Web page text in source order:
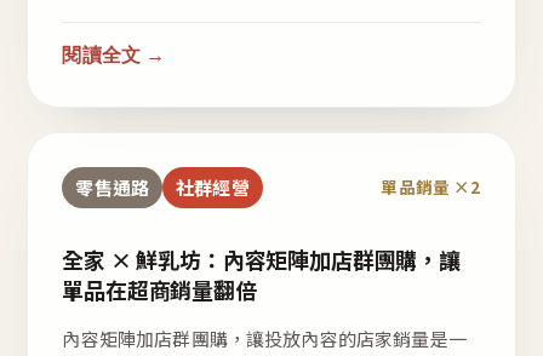
閱讀全文 →
零售通路 社群經營 單品銷量 ×2
全家 × 鮮乳坊：內容矩陣加店群團購，讓
單品在超商銷量翻倍
內容矩陣加店群團購，讓投放內容的店家銷量是一